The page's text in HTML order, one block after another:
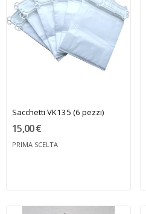
Sacchetti VK135 (6 pezzi)
15,00 €
PRIMA SCELTA